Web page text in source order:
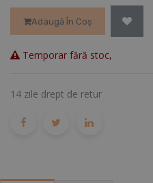
Adaugă În Coș
Temporar fără stoc,
14 zile drept de retur